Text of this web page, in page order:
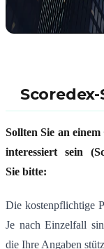
Sollten Sie an
interessiert sein
Sie bitte:
Die kostenpflichtige
Je nach Einzelfall
die Ihre Angaben